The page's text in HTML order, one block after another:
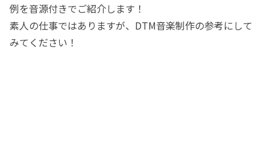
例を音源付きでご紹介します！
素人の仕事ではありますが、DTM音楽制作の参考にして
みてください！